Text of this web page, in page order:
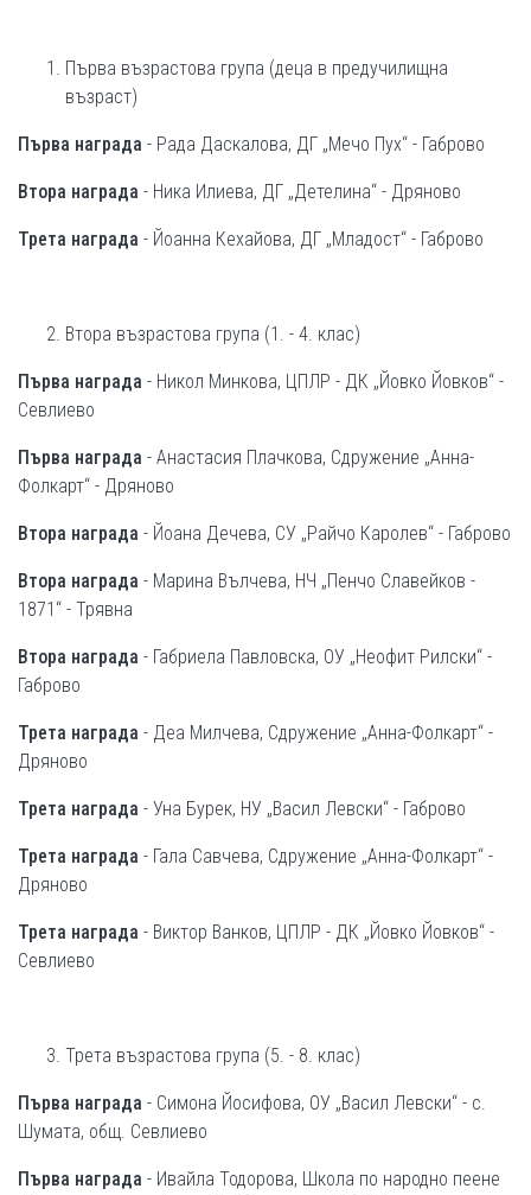
Първа възрастова група (деца в предучилищна
възраст)
Първа награда - Рада Даскалова, ДГ „Мечо Пух“ - Габрово
Втора награда - Ника Илиева, ДГ „Детелина“ - Дряново
Трета награда - Йоанна Кехайова, ДГ „Младост“ - Габрово
Втора възрастова група (1. - 4. клас)
Първа награда - Никол Минкова, ЦПЛР - ДК „Йовко Йовков“ -
Севлиево
Първа награда - Анастасия Плачкова, Сдружение „Анна-
Фолкарт“ - Дряново
Втора награда - Йоана Дечева, СУ „Райчо Каролев“ - Габрово
Втора награда - Марина Вълчева, НЧ „Пенчо Славейков -
1871“ - Трявна
Втора награда - Габриела Павловска, ОУ „Неофит Рилски“ -
Габрово
Трета награда - Деа Милчева, Сдружение „Анна-Фолкарт“ -
Дряново
Трета награда - Уна Бурек, НУ „Васил Левски“ - Габрово
Трета награда - Гала Савчева, Сдружение „Анна-Фолкарт“ -
Дряново
Трета награда - Виктор Ванков, ЦПЛР - ДК „Йовко Йовков“ -
Севлиево
Трета възрастова група (5. - 8. клас)
Първа награда - Симона Йосифова, ОУ „Васил Левски“ - с.
Шумата, общ. Севлиево
Първа награда - Ивайла Тодорова, Школа по народно пеене